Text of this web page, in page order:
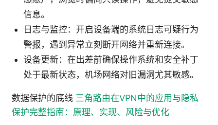
信息。
日志与监控：开启设备端的系统日志可疑行为
警报，遇到异常立刻断开网络并重新连接。
设备更新：在出差前确保操作系统和安全补丁
处于最新状态，机场网络对旧漏洞尤其敏感。
数据保护的底线 三角路由在VPN中的应用与隐私
保护完整指南：原理、实现、风险与优化